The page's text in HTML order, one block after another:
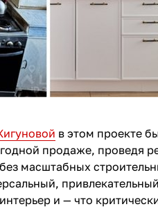
в этом проекте
продаже, проведя
масштабных
и — что